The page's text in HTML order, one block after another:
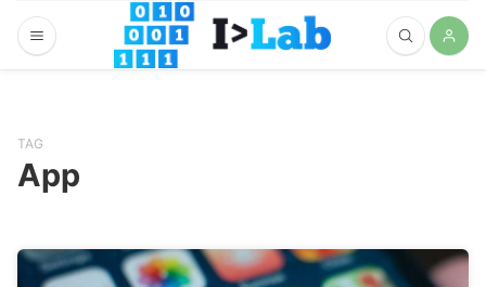
TAG
App